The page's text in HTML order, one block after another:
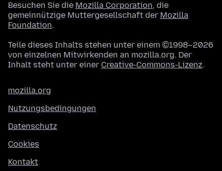
Besuchen Sie die Mozilla Corporation, die
gemeinnützige Muttergesellschaft der Mozilla
Foundation.
Teile dieses Inhalts stehen unter einem ©1998–2026
von einzelnen Mitwirkenden an mozilla.org. Der
Inhalt steht unter einer Creative-Commons-Lizenz.
mozilla.org
Nutzungsbedingungen
Datenschutz
Cookies
Kontakt